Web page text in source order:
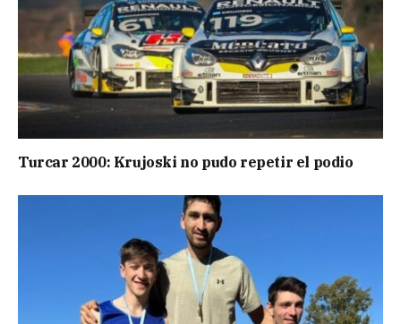
Turcar 2000: Krujoski no pudo repetir el podio